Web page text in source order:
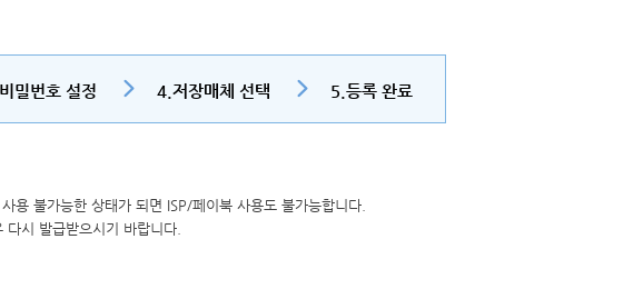
밀번호 설정 4.저장매체 선택 5.등록 완료
용 불가능한 상태가 되면 ISP/페이북 사용도 불가능합니다.
시 발급받으시기 바랍니다.